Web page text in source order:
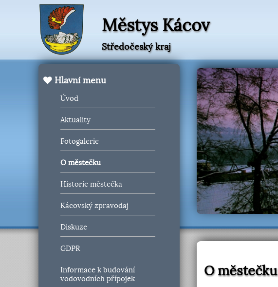
Městys Kácov
Středočeský kraj
Hlavní menu
Úvod
Aktuality
Fotogalerie
O městečku
Historie městečka
Kácovský zpravodaj
Diskuze
GDPR
Informace k budování
vodovodních přípojek
O městečku